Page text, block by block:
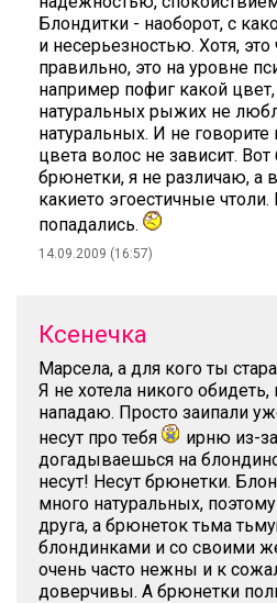
Блондитки - наоборот, с
и несерьезностью. Хотя, это
правильно, это на уровне
например пофиг какой
натуральных рыжих не
натуральных. И не говорите
цвета волос не зависит.
брюнетки, я не различаю, а
какието эгоестичные
попадались.
14.09.2009 (16:57)
Ксенечка
Марсела, а для кого ты
Я не хотела никого обидеть,
нападаю. Просто заипали
несут про тебя
ирню из-
догадываешься на
несут! Несут брюнетки.
много натуральных,
друга, а брюнеток тьма
блондинками и со своими
очень часто нежны и к
доверчивы. А брюнетки